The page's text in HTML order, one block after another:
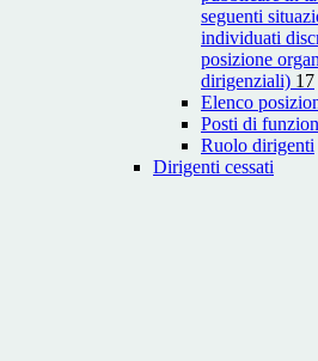
seguenti
individuati
posizione
dirigenziali) 17
Elenco
Posti di
Ruolo dirigenti
Dirigenti cessati